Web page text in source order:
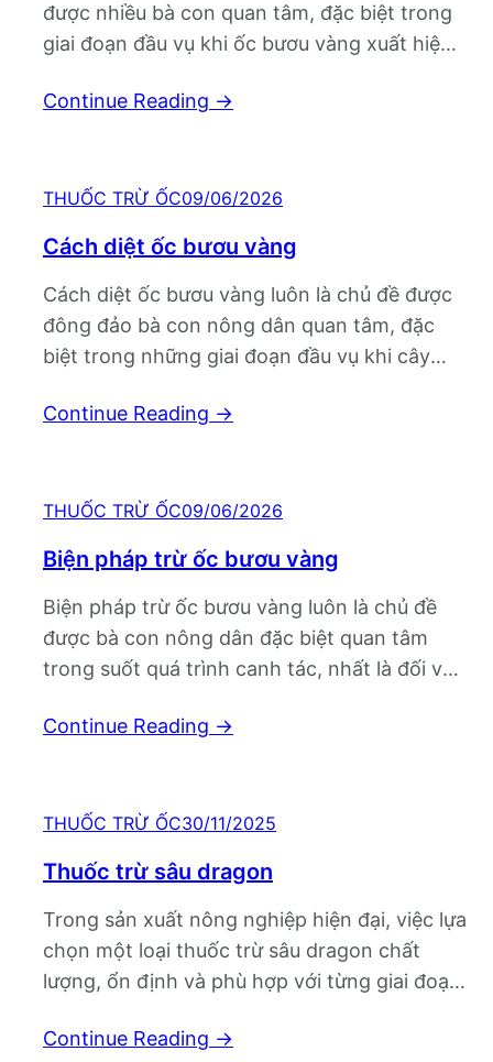
được nhiều bà con quan tâm, đặc biệt trong
giai đoạn đầu vụ khi ốc bươu vàng xuất hiện
cây trồng khác. Mong muốn hạn chế chi phí,
Continue Reading →
THUỐC TRỪ ỐC09/06/2026
Cách diệt ốc bươu vàng
Cách diệt ốc bươu vàng luôn là chủ đề được
đông đảo bà con nông dân quan tâm, đặc
biệt trong những giai đoạn đầu vụ khi cây
sinh sản rất nhanh, sức ăn lớn và gây thiệt
Continue Reading →
THUỐC TRỪ ỐC09/06/2026
Biện pháp trừ ốc bươu vàng
Biện pháp trừ ốc bươu vàng luôn là chủ đề
được bà con nông dân đặc biệt quan tâm
trong suốt quá trình canh tác, nhất là đối với
thời gian ngắn xuất hiện trên đồng ruộng, ốc
Continue Reading →
THUỐC TRỪ ỐC30/11/2025
Thuốc trừ sâu dragon
Trong sản xuất nông nghiệp hiện đại, việc lựa
chọn một loại thuốc trừ sâu dragon chất
lượng, ổn định và phù hợp với từng giai đoạn
cầu bắt buộc nếu bà con muốn duy trì năng
Continue Reading →